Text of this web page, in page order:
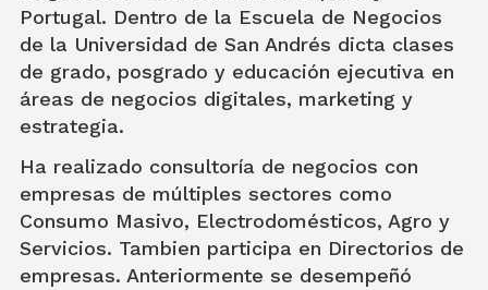
Portugal. Dentro de la Escuela de Negocios
de la Universidad de San Andrés dicta clases
de grado, posgrado y educación ejecutiva en
áreas de negocios digitales, marketing y
estrategia.
Ha realizado consultoría de negocios con
empresas de múltiples sectores como
Consumo Masivo, Electrodomésticos, Agro y
Servicios. Tambien participa en Directorios de
empresas. Anteriormente se desempeñó